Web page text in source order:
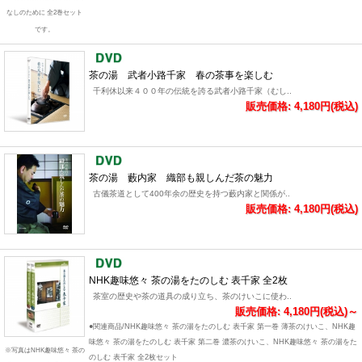
なしのために 全2巻セット
です。
茶の湯 武者小路千家 春の茶事を楽しむ
千利休以来４００年の伝統を誇る武者小路千家（むし..
販売価格: 4,180円(税込)
茶の湯 藪内家 織部も親しんだ茶の魅力
古儀茶道として400年余の歴史を持つ藪内家と関係が..
販売価格: 4,180円(税込)
※写真はNHK趣味悠々 茶の
NHK趣味悠々 茶の湯をたのしむ 表千家 全2枚
茶室の歴史や茶の道具の成り立ち、茶のけいこに使わ..
販売価格: 4,180円(税込)～
●関連商品/NHK趣味悠々 茶の湯をたのしむ 表千家 第一巻 薄茶のけいこ、NHK趣
味悠々 茶の湯をたのしむ 表千家 第二巻 濃茶のけいこ、NHK趣味悠々 茶の湯をた
のしむ 表千家 全2枚セット